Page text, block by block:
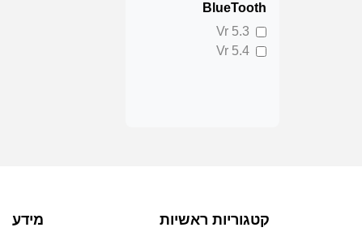
BlueTooth
Vr 5.3
Vr 5.4
קטגוריות ראשיות מידע